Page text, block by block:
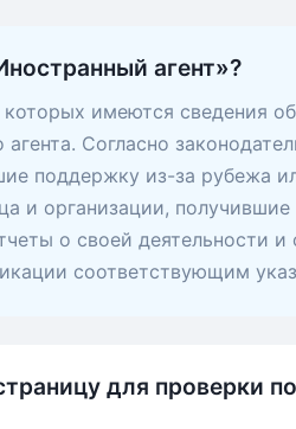
агент»?
имеются сведения
агента. Согласно
поддержку из-за рубежа
и организации, получившие
о своей деятельности
соответствующим
для проверки